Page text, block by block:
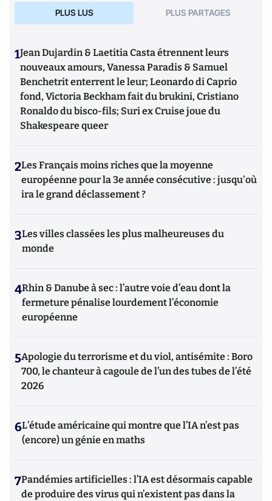
PLUS LUS PLUS PARTAGES
1Jean Dujardin & Laetitia Casta étrennent leurs
nouveaux amours, Vanessa Paradis & Samuel
Benchetrit enterrent le leur; Leonardo di Caprio
fond, Victoria Beckham fait du brukini, Cristiano
Ronaldo du bisco-fils; Suri ex Cruise joue du
Shakespeare queer
2Les Français moins riches que la moyenne
européenne pour la 3e année consécutive : jusqu'où
ira le grand déclassement ?
3Les villes classées les plus malheureuses du
monde
4Rhin & Danube à sec : l’autre voie d’eau dont la
fermeture pénalise lourdement l’économie
européenne
5Apologie du terrorisme et du viol, antisémite : Boro
700, le chanteur à cagoule de l’un des tubes de l’été
2026
6L’étude américaine qui montre que l’IA n’est pas
(encore) un génie en maths
7Pandémies artificielles : l’IA est désormais capable
de produire des virus qui n’existent pas dans la